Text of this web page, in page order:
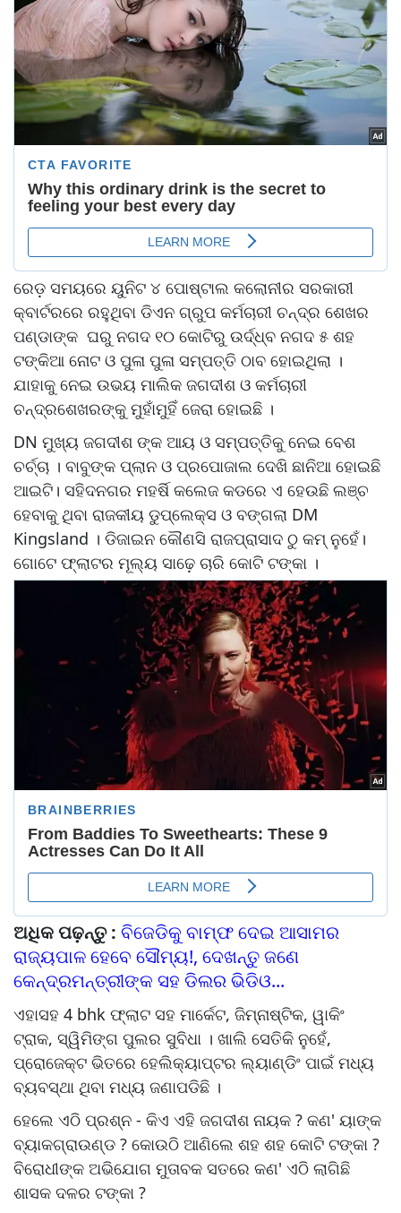
ରେଡ଼ ସମୟରେ ୟୁନିଟ ୪ ପୋଷ୍ଟାଲ କଲୋନୀର ସରକାରୀ
କ୍ବାର୍ଟରରେ ରହୁଥିବା ଡିଏନ ଗ୍ରୁପ କର୍ମଚାରୀ ଚନ୍ଦ୍ର ଶେଖର
ପଣ୍ଡାଙ୍କ ଘରୁ ନଗଦ ୧୦ କୋଟିରୁ ଉର୍ଦ୍ଧ୍ବ ନଗଦ ୫ ଶହ
ଟଙ୍କିଆ ନୋଟ ଓ ପୁଳା ପୁଳା ସମ୍ପତ୍ତି ଠାବ ହୋଇଥିଲା ।
ଯାହାକୁ ନେଇ ଉଭୟ ମାଲିକ ଜଗଦୀଶ ଓ କର୍ମଚାରୀ
ଚନ୍ଦ୍ରଶେଖରଙ୍କୁ ମୁହାଁମୁହିଁ ଜେରା ହୋଇଛି ।
DN ମୁଖ୍ୟ ଜଗଦୀଶ ଙ୍କ ଆୟ ଓ ସମ୍ପତ୍ତିକୁ ନେଇ ବେଶ
ଚର୍ଚ୍ଚା । ବାବୁଙ୍କ ପ୍ଲାନ ଓ ପ୍ରପୋଜାଲ ଦେଖି ଛାନିଆ ହୋଇଛି
ଆଇଟି। ସହିଦନଗର ମହର୍ଷି କଲେଜ କଡରେ ଏ ହେଉଛି ଲଞ୍ଚ
ହେବାକୁ ଥିବା ରାଜକୀୟ ଡୁପ୍ଲେକ୍ସ ଓ ବଙ୍ଗଲା DM
Kingsland । ଡିଜାଇନ କୌଣସି ରାଜପ୍ରାସାଦ ଠୁ କମ୍ ନୁହେଁ।
ଗୋଟେ ଫ୍ଲାଟର ମୂଲ୍ୟ ସାଢ଼େ ଚାରି କୋଟି ଟଙ୍କା ।
ଅଧିକ ପଢ଼ନ୍ତୁ : ବିଜେଡିକୁ ବାମ୍ଫ ଦେଇ ଆସାମର
ରାଜ୍ୟପାଳ ହେବେ ସୌମ୍ୟ!, ଦେଖନ୍ତୁ ଜଣେ
କେନ୍ଦ୍ରମନ୍ତ୍ରୀଙ୍କ ସହ ଡିଲର ଭିଡିଓ...
ଏହାସହ 4 bhk ଫ୍ଲାଟ ସହ ମାର୍କେଟ, ଜିମ୍ନାଷ୍ଟିକ, ୱାକିଂ
ଟ୍ରାକ, ସ୍ୱିମିଙ୍ଗ ପୁଲର ସୁବିଧା । ଖାଲି ସେତିକି ନୁହେଁ,
ପ୍ରୋଜେକ୍ଟ ଭିତରେ ହେଲିକ୍ୟାପ୍ଟର ଲ୍ୟାଣ୍ଡିଂ ପାଇଁ ମଧ୍ୟ
ବ୍ୟବସ୍ଥା ଥିବା ମଧ୍ୟ ଜଣାପଡିଛି ।
ହେଲେ ଏଠି ପ୍ରଶ୍ନ - କିଏ ଏହି ଜଗଦୀଶ ନାୟକ ? କଣ' ୟାଙ୍କ
ବ୍ୟାକଗ୍ରାଉଣ୍ଡ ? କୋଉଠି ଆଣିଲେ ଶହ ଶହ କୋଟି ଟଙ୍କା ?
ବିରୋଧୀଙ୍କ ଅଭିଯୋଗ ମୁତାବକ ସତରେ କଣ' ଏଠି ଲାଗିଛି
ଶାସକ ଦଳର ଟଙ୍କା ?